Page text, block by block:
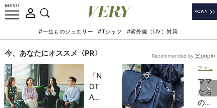
#一生ものジュエリー #Tシャツ #紫外線（UV）対策
今、あなたにオススメ〈PR〉
「N
OT
A
ママ
たち
の間
Recommended by